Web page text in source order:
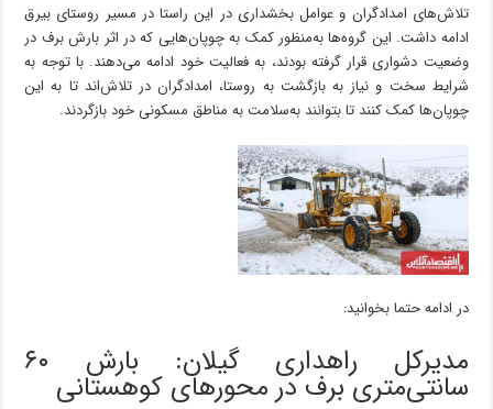
تلاش‌های امدادگران و عوامل بخشداری در این راستا در مسیر روستای بیرق
ادامه داشت. این گروه‌ها به‌منظور کمک به چوپان‌هایی که در اثر بارش برف در
وضعیت دشواری قرار گرفته بودند، به فعالیت خود ادامه می‌دهند. با توجه به
شرایط سخت و نیاز به بازگشت به روستا، امدادگران در تلاش‌اند تا به این
چوپان‌ها کمک کنند تا بتوانند به‌سلامت به مناطق مسکونی خود بازگردند.
در ادامه حتما بخوانید:
مدیرکل راهداری گیلان: بارش ۶۰
سانتی‌متری برف در محورهای کوهستانی